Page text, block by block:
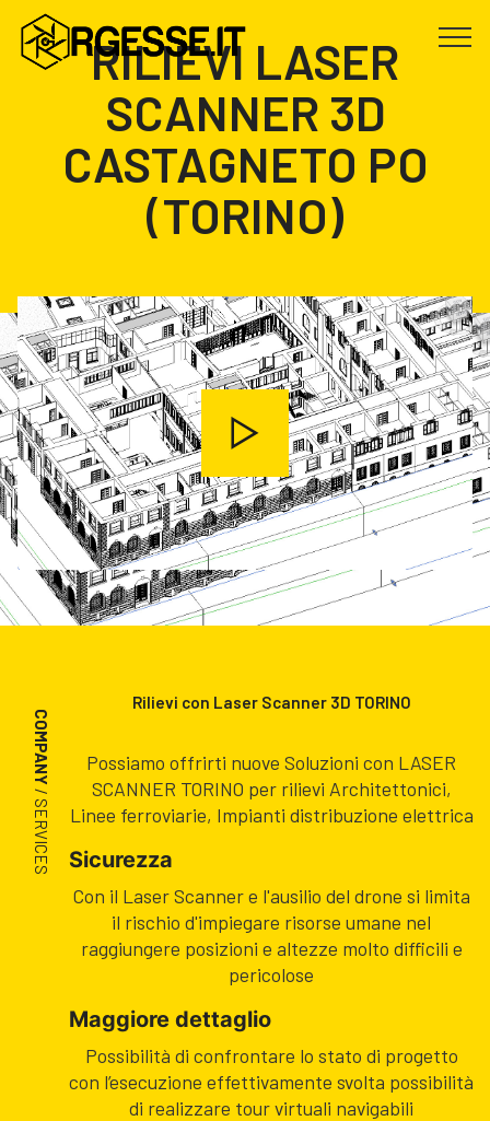
RILIEVI LASER
SCANNER 3D
CASTAGNETO PO
(TORINO)
COMPANY
/ SERVICES
Rilievi con Laser Scanner 3D TORINO
Possiamo offrirti nuove Soluzioni con LASER
SCANNER TORINO per rilievi Architettonici,
Linee ferroviarie, Impianti distribuzione elettrica
Sicurezza
Con il Laser Scanner e l'ausilio del drone si limita
il rischio d'impiegare risorse umane nel
raggiungere posizioni e altezze molto difficili e
pericolose
Maggiore dettaglio
Possibilità di confrontare lo stato di progetto
con l’esecuzione effettivamente svolta possibilità
di realizzare tour virtuali navigabili